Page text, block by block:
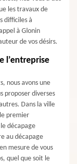
les travaux de
difficiles à
à Glonin
de vos désirs.
l’entreprise
nous avons une
proposer diverses
Dans la ville
premier
décapage
au décapage
mesure de vous
quel que soit le